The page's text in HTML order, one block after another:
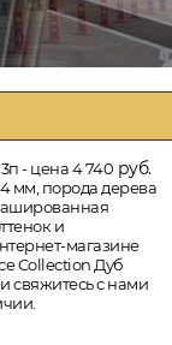
- цена 4 740 руб.
мм, порода дерева
и
магазине
Collection Дуб
свяжитесь с нами